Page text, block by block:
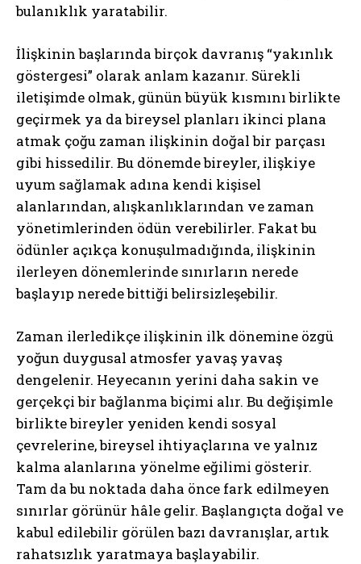
bulanıklık yaratabilir.
İlişkinin başlarında birçok davranış “yakınlık
göstergesi” olarak anlam kazanır. Sürekli
iletişimde olmak, günün büyük kısmını birlikte
geçirmek ya da bireysel planları ikinci plana
atmak çoğu zaman ilişkinin doğal bir parçası
gibi hissedilir. Bu dönemde bireyler, ilişkiye
uyum sağlamak adına kendi kişisel
alanlarından, alışkanlıklarından ve zaman
yönetimlerinden ödün verebilirler. Fakat bu
ödünler açıkça konuşulmadığında, ilişkinin
ilerleyen dönemlerinde sınırların nerede
başlayıp nerede bittiği belirsizleşebilir.
Zaman ilerledikçe ilişkinin ilk dönemine özgü
yoğun duygusal atmosfer yavaş yavaş
dengelenir. Heyecanın yerini daha sakin ve
gerçekçi bir bağlanma biçimi alır. Bu değişimle
birlikte bireyler yeniden kendi sosyal
çevrelerine, bireysel ihtiyaçlarına ve yalnız
kalma alanlarına yönelme eğilimi gösterir.
Tam da bu noktada daha önce fark edilmeyen
sınırlar görünür hâle gelir. Başlangıçta doğal ve
kabul edilebilir görülen bazı davranışlar, artık
rahatsızlık yaratmaya başlayabilir.